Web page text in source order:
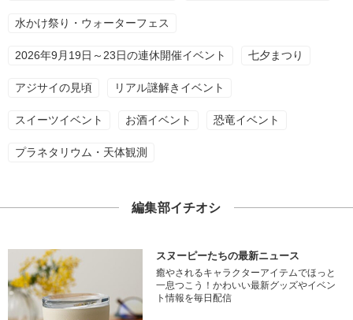
水かけ祭り・ウォーターフェス
2026年9月19日～23日の連休開催イベント 七夕まつり
アジサイの見頃 リアル謎解きイベント
スイーツイベント お酒イベント 恐竜イベント
プラネタリウム・天体観測
編集部イチオシ
スヌーピーたちの最新ニュース
癒やされるキャラクターアイテムでほっと
一息つこう！かわいい最新グッズやイベン
ト情報を毎日配信